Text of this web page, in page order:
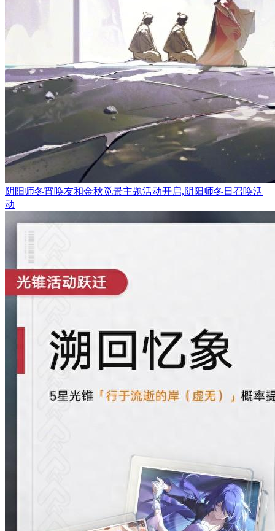
阴阳师冬宵唤友和金秋觅景主题活动开启,阴阳师冬日召唤活
动